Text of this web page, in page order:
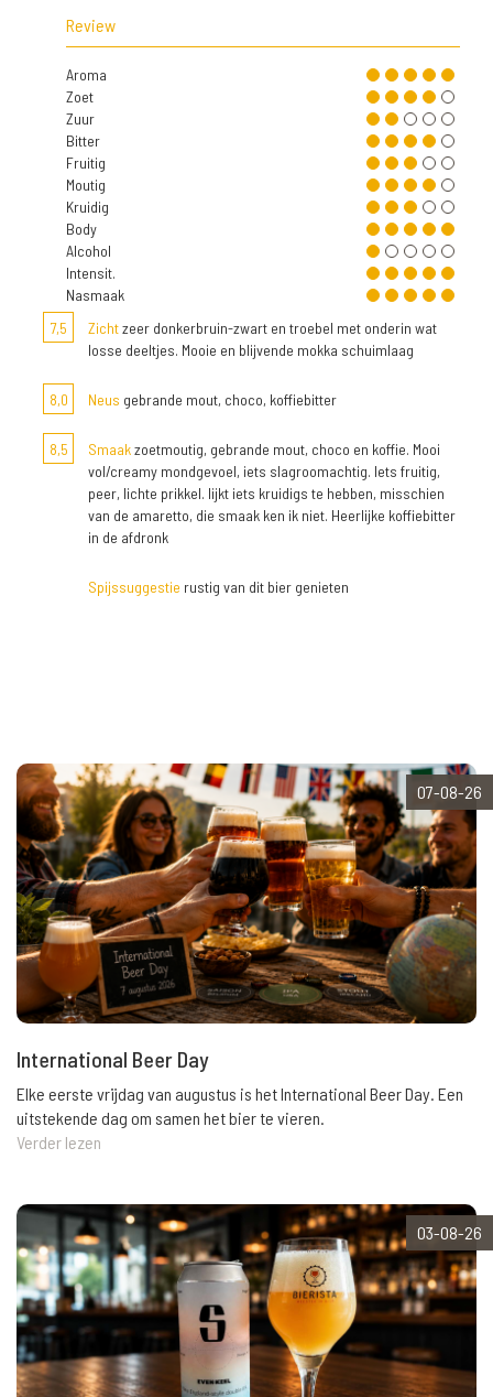
Review
Aroma
Zoet
Zuur
Bitter
Fruitig
Moutig
Kruidig
Body
Alcohol
Intensit.
Nasmaak
7,5
Zichtzeer donkerbruin-zwart en troebel met onderin wat
losse deeltjes. Mooie en blijvende mokka schuimlaag
8,0 Neus gebrande mout, choco, koffiebitter
8,5 Smaakzoetmoutig, gebrande mout, choco en koffie. Mooi
vol/creamy mondgevoel, iets slagroomachtig. Iets fruitig,
peer, lichte prikkel. lijkt iets kruidigs te hebben, misschien
van de amaretto, die smaak ken ik niet. Heerlijke koffiebitter
in de afdronk
Spijssuggestie rustig van dit bier genieten
07-08-26
International Beer Day
Elke eerste vrijdag van augustus is het International Beer Day. Een
uitstekende dag om samen het bier te vieren.
Verder lezen
03-08-26